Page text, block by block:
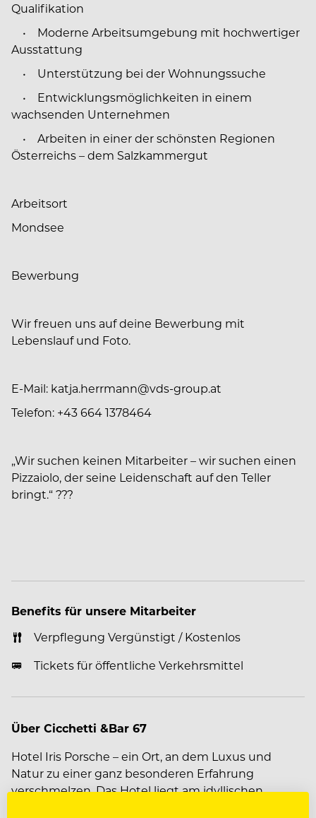
Qualifikation
• Moderne Arbeitsumgebung mit hochwertiger
Ausstattung
• Unterstützung bei der Wohnungssuche
• Entwicklungsmöglichkeiten in einem
wachsenden Unternehmen
• Arbeiten in einer der schönsten Regionen
Österreichs – dem Salzkammergut
Arbeitsort
Mondsee
Bewerbung
Wir freuen uns auf deine Bewerbung mit
Lebenslauf und Foto.
E-Mail: katja.herrmann@vds-group.at
Telefon: +43 664 1378464
„Wir suchen keinen Mitarbeiter – wir suchen einen
Pizzaiolo, der seine Leidenschaft auf den Teller
bringt.“ ???
Benefits für unsere Mitarbeiter
Verpflegung Vergünstigt / Kostenlos
Tickets für öffentliche Verkehrsmittel
Über Cicchetti &Bar 67
Hotel Iris Porsche – ein Ort, an dem Luxus und
Natur zu einer ganz besonderen Erfahrung
verschmelzen. Das Hotel liegt am idyllischen